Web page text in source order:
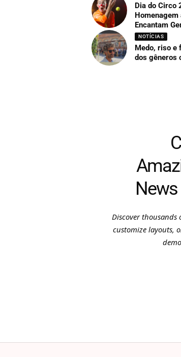
Dia do Circo
Encantam
NOTÍCIAS
Medo, riso e
dos gêneros
Discover thousands
customize layouts,